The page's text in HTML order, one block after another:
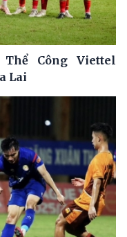
Thể Công Viettel
Lai